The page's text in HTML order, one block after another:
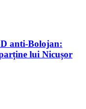
anti-Bolojan:
lui Nicușor